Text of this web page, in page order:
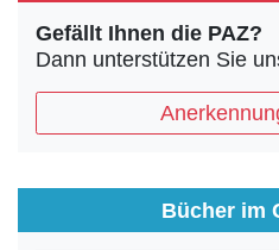
Gefällt Ihnen die PAZ?
Dann unterstützen Sie
Bücher im